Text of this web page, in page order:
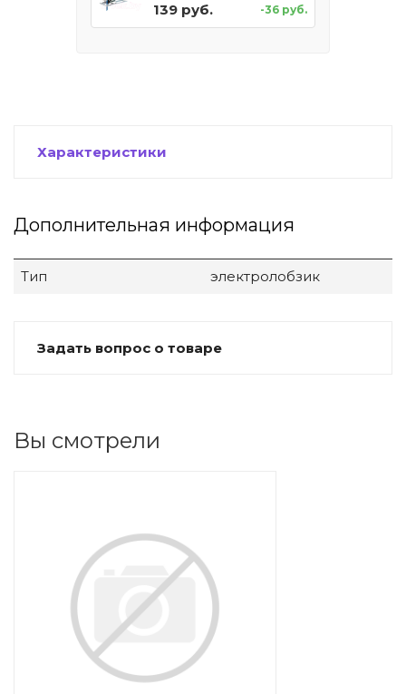
139 руб. -36 руб.
Характеристики
Дополнительная информация
Тип электролобзик
Задать вопрос о товаре
Вы смотрели